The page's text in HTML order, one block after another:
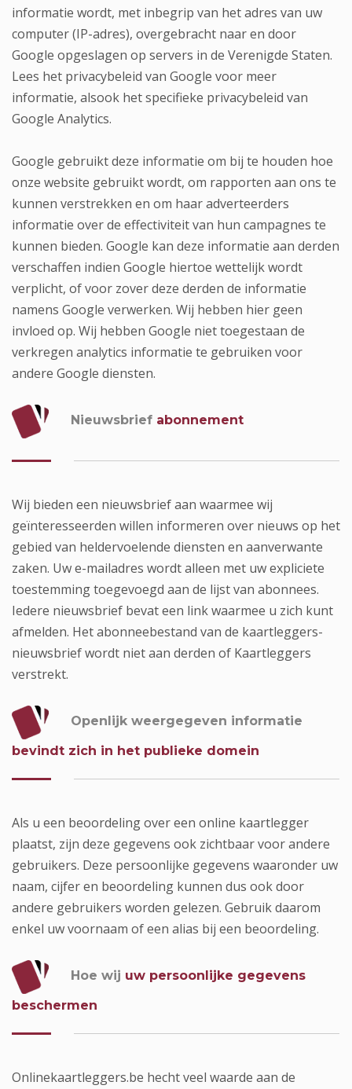
informatie wordt, met inbegrip van het adres van uw
computer (IP-adres), overgebracht naar en door
Google opgeslagen op servers in de Verenigde Staten.
Lees het privacybeleid van Google voor meer
informatie, alsook het specifieke privacybeleid van
Google Analytics.
Google gebruikt deze informatie om bij te houden hoe
onze website gebruikt wordt, om rapporten aan ons te
kunnen verstrekken en om haar adverteerders
informatie over de effectiviteit van hun campagnes te
kunnen bieden. Google kan deze informatie aan derden
verschaffen indien Google hiertoe wettelijk wordt
verplicht, of voor zover deze derden de informatie
namens Google verwerken. Wij hebben hier geen
invloed op. Wij hebben Google niet toegestaan de
verkregen analytics informatie te gebruiken voor
andere Google diensten.
Nieuwsbrief abonnement
Wij bieden een nieuwsbrief aan waarmee wij
geïnteresseerden willen informeren over nieuws op het
gebied van heldervoelende diensten en aanverwante
zaken. Uw e-mailadres wordt alleen met uw expliciete
toestemming toegevoegd aan de lijst van abonnees.
Iedere nieuwsbrief bevat een link waarmee u zich kunt
afmelden. Het abonneebestand van de kaartleggers-
nieuwsbrief wordt niet aan derden of Kaartleggers
verstrekt.
Openlijk weergegeven informatie
bevindt zich in het publieke domein
Als u een beoordeling over een online kaartlegger
plaatst, zijn deze gegevens ook zichtbaar voor andere
gebruikers. Deze persoonlijke gegevens waaronder uw
naam, cijfer en beoordeling kunnen dus ook door
andere gebruikers worden gelezen. Gebruik daarom
enkel uw voornaam of een alias bij een beoordeling.
Hoe wij uw persoonlijke gegevens
beschermen
Onlinekaartleggers.be hecht veel waarde aan de